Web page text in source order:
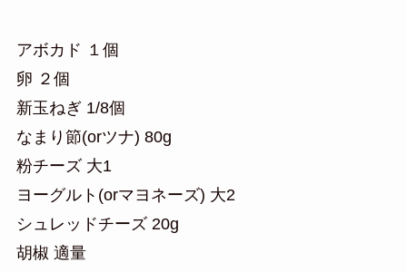
アボカド １個
卵 ２個
新玉ねぎ 1/8個
なまり節(orツナ) 80g
粉チーズ 大1
ヨーグルト(orマヨネーズ) 大2
シュレッドチーズ 20g
胡椒 適量